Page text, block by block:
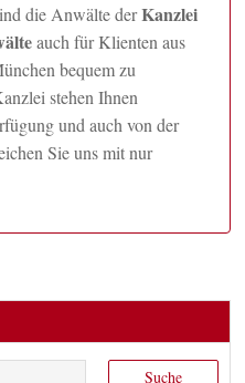
die Anwälte derKanzlei
auch für Klienten aus
bequem zu
stehen Ihnen
und auch von der
Sie uns mit nur